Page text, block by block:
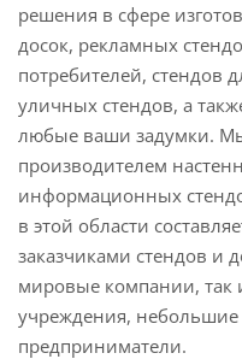
решения в сфере
досок, рекламных
потребителей, стендов
уличных стендов, а
любые ваши задумки.
производителем
информационных
в этой области
заказчиками стендов и
мировые компании, так
учреждения,
предприниматели.